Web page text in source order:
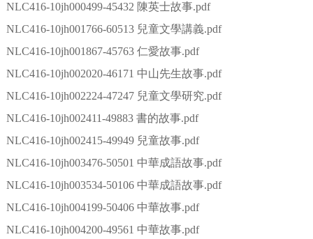
NLC416-10jh000499-45432 陳英士故事.pdf
NLC416-10jh001766-60513 兒童文學講義.pdf
NLC416-10jh001867-45763 仁愛故事.pdf
NLC416-10jh002020-46171 中山先生故事.pdf
NLC416-10jh002224-47247 兒童文學研究.pdf
NLC416-10jh002411-49883 書的故事.pdf
NLC416-10jh002415-49949 兒童故事.pdf
NLC416-10jh003476-50501 中華成語故事.pdf
NLC416-10jh003534-50106 中華成語故事.pdf
NLC416-10jh004199-50406 中華故事.pdf
NLC416-10jh004200-49561 中華故事.pdf